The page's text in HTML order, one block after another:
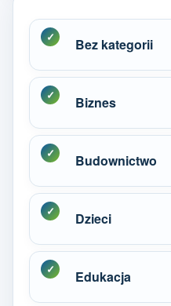
Bez kategorii
Biznes
Budownictwo
Dzieci
Edukacja